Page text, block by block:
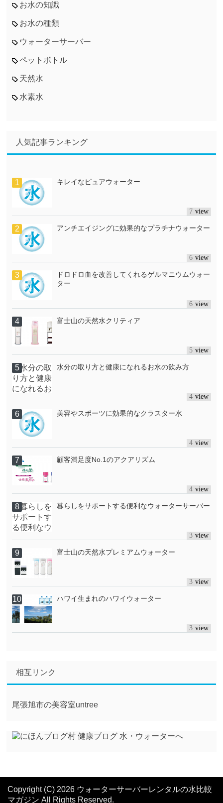
お水の知識
お水の種類
ウォーターサーバー
ペットボトル
天然水
水素水
人気記事ランキング
キレイなピュアウォーター
7
アンチエイジングに効果的なプラチナウォーター
6
ドロドロ血を改善してくれるゲルマニウムウォー
ター
6
富士山の天然水クリティア
5
水分の取り方と健康になれるお水の飲み方
4
美容やスポーツに効果的なクラスター水
4
顧客満足度No.1のアクアリズム
4
暮らしをサポートする便利なウォーターサーバー
3
富士山の天然水プレミアムウォーター
3
ハワイ生まれのハワイウォーター
3
相互リンク
尾張旭市の美容室untree
Copyright (C) 2026 ウォーターサーバーレンタルの水比較
マガジン All Rights Reserved.